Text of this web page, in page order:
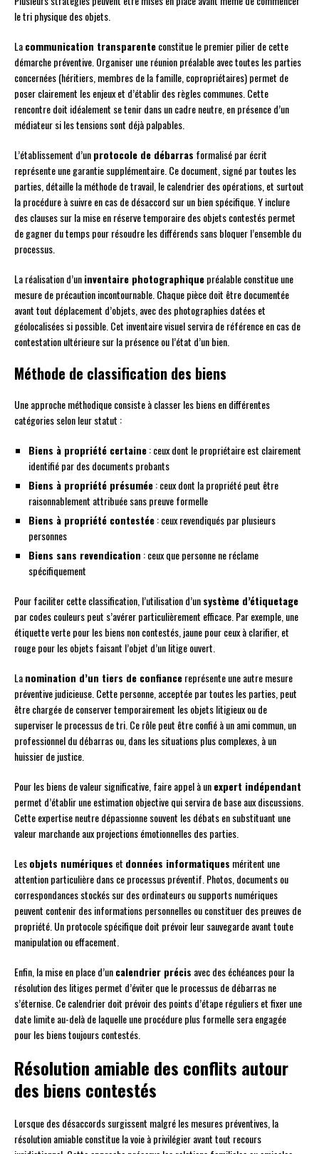
le tri physique des objets.
Lacommunication transparenteconstitue le premier pilier de cette
démarche préventive. Organiser une réunion préalable avec toutes les parties
concernées (héritiers, membres de la famille, copropriétaires) permet de
poser clairement les enjeux et d’établir des règles communes. Cette
rencontre doit idéalement se tenir dans un cadre neutre, en présence d’un
médiateur si les tensions sont déjà palpables.
L’établissement d’unprotocole de débarras formalisé par écrit
représente une garantie supplémentaire. Ce document, signé par toutes les
parties, détaille la méthode de travail, le calendrier des opérations, et surtout
la procédure à suivre en cas de désaccord sur un bien spécifique. Y inclure
des clauses sur la mise en réserve temporaire des objets contestés permet
de gagner du temps pour résoudre les différends sans bloquer l’ensemble du
processus.
La réalisation d’uninventaire photographiquepréalable constitue une
mesure de précaution incontournable. Chaque pièce doit être documentée
avant tout déplacement d’objets, avec des photographies datées et
géolocalisées si possible. Cet inventaire visuel servira de référence en cas de
contestation ultérieure sur la présence ou l’état d’un bien.
Méthode de classification des biens
Une approche méthodique consiste à classer les biens en différentes
catégories selon leur statut :
Biens à propriété certaine: ceux dont le propriétaire est clairement
identifié par des documents probants
Biens à propriété présumée: ceux dont la propriété peut être
raisonnablement attribuée sans preuve formelle
Biens à propriété contestée: ceux revendiqués par plusieurs
personnes
Biens sans revendication : ceux que personne ne réclame
spécifiquement
Pour faciliter cette classification, l’utilisation d’unsystème d’étiquetage
par codes couleurs peut s’avérer particulièrement efficace. Par exemple, une
étiquette verte pour les biens non contestés, jaune pour ceux à clarifier, et
rouge pour les objets faisant l’objet d’un litige ouvert.
Lanomination d’un tiers de confiancereprésente une autre mesure
préventive judicieuse. Cette personne, acceptée par toutes les parties, peut
être chargée de conserver temporairement les objets litigieux ou de
superviser le processus de tri. Ce rôle peut être confié à un ami commun, un
professionnel du débarras ou, dans les situations plus complexes, à un
huissier de justice.
Pour les biens de valeur significative, faire appel à unexpert indépendant
permet d’établir une estimation objective qui servira de base aux discussions.
Cette expertise neutre dépassionne souvent les débats en substituant une
valeur marchande aux projections émotionnelles des parties.
Lesobjets numériques et données informatiques méritent une
attention particulière dans ce processus préventif. Photos, documents ou
correspondances stockés sur des ordinateurs ou supports numériques
peuvent contenir des informations personnelles ou constituer des preuves de
propriété. Un protocole spécifique doit prévoir leur sauvegarde avant toute
manipulation ou effacement.
Enfin, la mise en place d’uncalendrier précis avec des échéances pour la
résolution des litiges permet d’éviter que le processus de débarras ne
s’éternise. Ce calendrier doit prévoir des points d’étape réguliers et fixer une
date limite au-delà de laquelle une procédure plus formelle sera engagée
pour les biens toujours contestés.
Résolution amiable des conflits autour
des biens contestés
Lorsque des désaccords surgissent malgré les mesures préventives, la
résolution amiable constitue la voie à privilégier avant tout recours